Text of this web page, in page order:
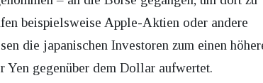
beispielsweise Apple-Aktien oder andere
die japanischen Investoren zum einen
Yen gegenüber dem Dollar aufwertet.